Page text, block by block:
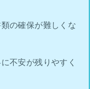
の確保が難しくな
不安が残りやすく